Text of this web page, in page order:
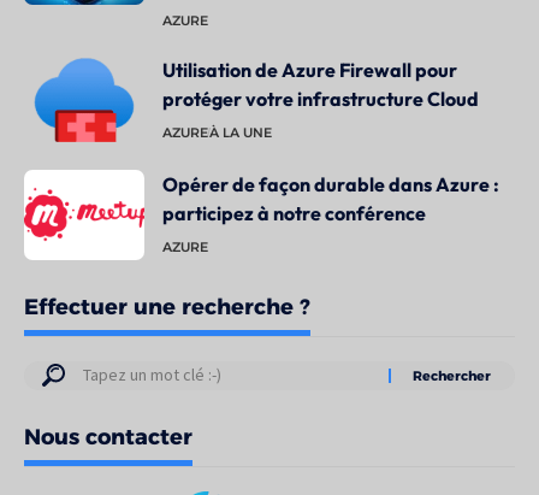
AZURE
Utilisation de Azure Firewall pour
protéger votre infrastructure Cloud
AZUREÀ LA UNE
Opérer de façon durable dans Azure :
participez à notre conférence
AZURE
Effectuer une recherche ?
Résultats
votre
recherche
Nous contacter